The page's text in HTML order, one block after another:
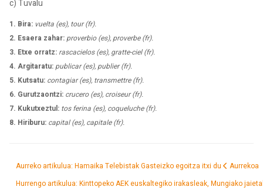
c) Tuvalu
1. Bira: vuelta (es), tour (fr).
2. Esaera zahar:proverbio (es), proverbe (fr).
3. Etxe orratz: rascacielos (es), gratte-ciel (fr).
4. Argitaratu:publicar (es), publier (fr).
5. Kutsatu: contagiar (es), transmettre (fr).
6. Gurutzaontzi: crucero (es), croiseur (fr).
7. Kukutxeztul: tos ferina (es), coqueluche (fr).
8. Hiriburu: capital (es), capitale (fr).
Aurreko artikulua: Hamaika Telebistak Gasteizko egoitza itxi du
Aurrekoa
Hurrengo artikulua: Kinttopeko AEK euskaltegiko irakasleak, Mungiako